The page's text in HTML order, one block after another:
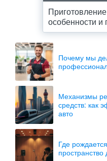
особенности и
Почему мы
Механизмы
средств: как
авто
Где